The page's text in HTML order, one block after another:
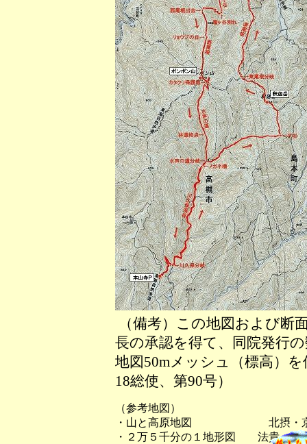
（備考）この地図および断
長の承認を得て、同院発行
地図50mメッシュ（標高）
18総使、第90号）
（参考地図）
・山と高原地図 北摂・京
・２万５千分の１地形図 法貴、京